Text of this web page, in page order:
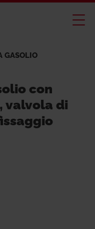
GASOLIO
con
valvola di